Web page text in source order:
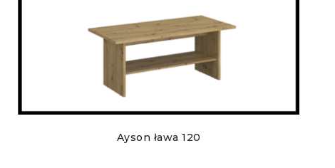
Ayson ława 120